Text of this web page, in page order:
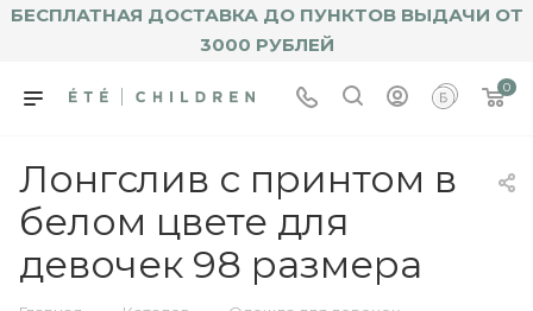
БЕСПЛАТНАЯ ДОСТАВКА ДО ПУНКТОВ ВЫДАЧИ ОТ
3000 РУБЛЕЙ
0
Лонгслив с принтом в
белом цвете для
девочек 98 размера